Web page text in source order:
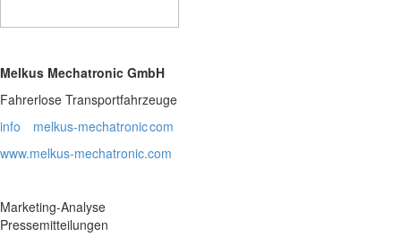
Melkus Mechatronic GmbH
Fahrerlose Transportfahrzeuge
info
melkus-mechatroniccom
www.melkus-mechatronic.com
Marketing-Analyse
Pressemitteilungen